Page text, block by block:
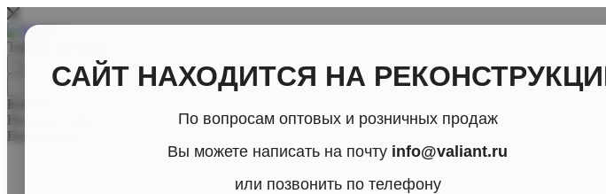
САЙТ НАХОДИТСЯ НА
По вопросам оптовых и розничных продаж
Вы можете написать на почту info@valiant.ru
или позвонить по телефону
Товары для дома
Каталог
По всему сайту
По каталогу